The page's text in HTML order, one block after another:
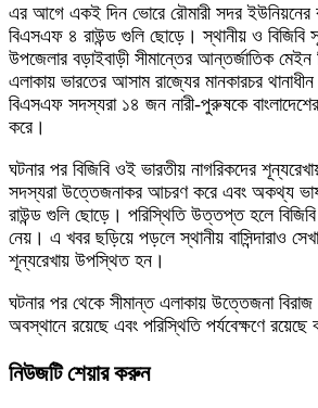
এর আগে একই দিন ভোরে রৌমারী সদর ইউনিয়নের
বিএসএফ ৪ রাউন্ড গুলি ছোড়ে। স্থানীয় ও বিজিবি
উপজেলার বড়াইবাড়ী সীমান্তের আন্তর্জাতিক
এলাকায় ভারতের আসাম রাজ্যের মানকারচর থানাধীন
বিএসএফ সদস্যরা ১৪ জন নারী-পুরুষকে
করে।
ঘটনার পর বিজিবি ওই ভারতীয় নাগরিকদের
সদস্যরা উত্তেজনাকর আচরণ করে এবং অকথ্য ভাষায়
রাউন্ড গুলি ছোড়ে। পরিস্থিতি উত্তপ্ত হলে
নেয়। এ খবর ছড়িয়ে পড়লে স্থানীয় বাসিন্দারাও
শূন্যরেখায় উপস্থিত হন।
ঘটনার পর থেকে সীমান্ত এলাকায় উত্তেজনা
অবস্থানে রয়েছে এবং পরিস্থিতি পর্যবেক্ষণে রয়েছে
নিউজটি শেয়ার করুন